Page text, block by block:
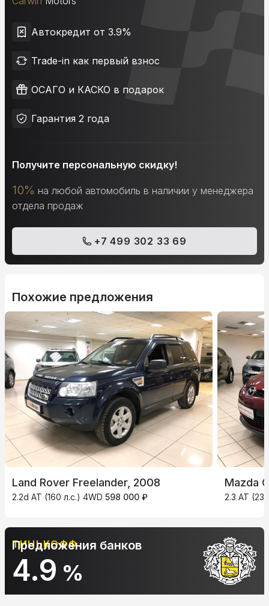
Автокредит от 3.9%
Trade-in как первый взнос
ОСАГО и КАСКО в подарок
Гарантия 2 года
Получите персональную скидку!
10% на любой автомобиль в наличии у менеджера
отдела продаж
+7 499 302 33 69
Похожие предложения
Land Rover Freelander, 2008
2.2d AT (160 л.с.) 4WD 598 000 ₽
Mazda
2.3 AT
ТИНЬКОФФ
4.9 %
Предложения банков